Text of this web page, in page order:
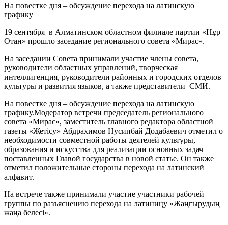
На повестке дня – обсуждение перехода на латинскую
графику
19 сентября в Алматинском областном филиале партии «Нұр
Отан» прошло заседание регионального совета «Мирас».
На заседании Совета принимали участие члены совета,
руководители областных управлений, творческая
интеллигенция, руководители районных и городских отделов
культуры и развития языков, а также представители СМИ.
На повестке дня – обсуждение перехода на латинскую
графику.Модератор встречи председатель регионального
совета «Мирас», заместитель главного редактора областной
газеты «Жетісу» Абдрахимов Нусипбай Додабаевич отметил о
необходимости совместной работы деятелей культуры,
образования и искусства для реализации основных задач
поставленных Главой государства в новой статье. Он также
отметил положительные стороны перехода на латинский
алфавит.
На встрече также принимали участие участники рабочей
группы по разъяснению перехода на латиницу «Жаңғырудың
жаңа белесі».